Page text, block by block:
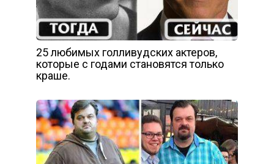
25 любимых голливудских актеров,
которые с годами становятся только
краше.